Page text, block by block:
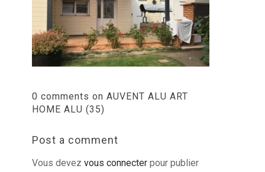
0 comments on AUVENT ALU ART
HOME ALU (35)
Post a comment
Vous devez vous connecter pour publier